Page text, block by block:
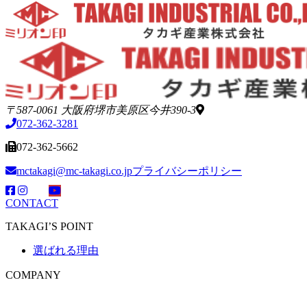
〒587-0061 大阪府堺市美原区今井390-3
072-362-3281
072-362-5662
mctakagi@mc-takagi.co.jpプライバシーポリシー
CONTACT
TAKAGI’S POINT
選ばれる理由
COMPANY